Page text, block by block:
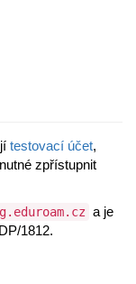
testovací účet,
zpřístupnit
a je
1812.